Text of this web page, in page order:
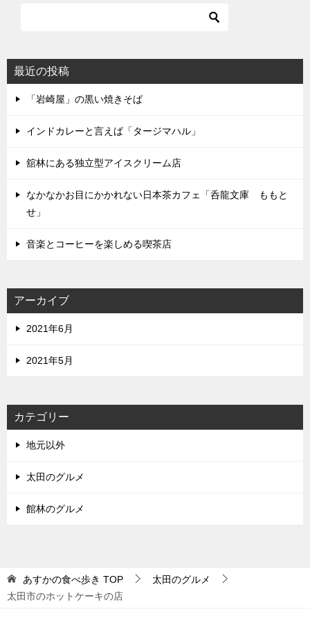
最近の投稿
「岩崎屋」の黒い焼きそば
インドカレーと言えば「タージマハル」
舘林にある独立型アイスクリーム店
なかなかお目にかかれない日本茶カフェ「呑龍文庫 ももと
せ」
音楽とコーヒーを楽しめる喫茶店
アーカイブ
2021年6月
2021年5月
カテゴリー
地元以外
太田のグルメ
館林のグルメ
あすかの食べ歩き TOP
太田のグルメ
太田市のホットケーキの店